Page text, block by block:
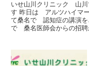
いせ山川クリニック 山
す 昨日は アルツハイマ
て桑名で 認知症の講演を
で 桑名医師会からの招聘